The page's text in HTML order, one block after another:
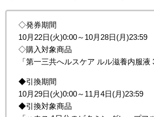
◇発券期間
10月22日(火)0:00～10月28日(月)23:59
◇購入対象商品
「第一三共へルスケア ルル滋養内服液
◆引換期間
10月29日(火)0:00～11月4日(月)23:59
◆引換対象商品